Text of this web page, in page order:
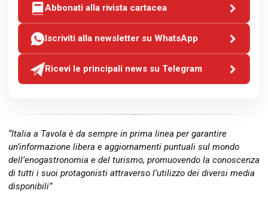
Abbonati alla rivista cartacea
Iscriviti alla newsletter su WhatsApp
Ricevi le principali news su Telegram
“Italia a Tavola è da sempre in prima linea per garantire
un’informazione libera e aggiornamenti puntuali sul mondo
dell’enogastronomia e del turismo, promuovendo la conoscenza
di tutti i suoi protagonisti attraverso l’utilizzo dei diversi media
disponibili”